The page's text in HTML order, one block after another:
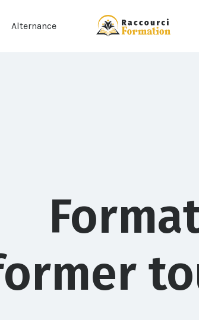
Alternance